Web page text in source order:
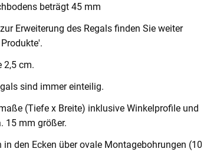
beträgt 45 mm
Erweiterung des Regals finden Sie weiter
2,5 cm.
sind immer einteilig.
(Tiefe x Breite) inklusive Winkelprofile und
15 mm größer.
in den Ecken über ovale Montagebohrungen (10